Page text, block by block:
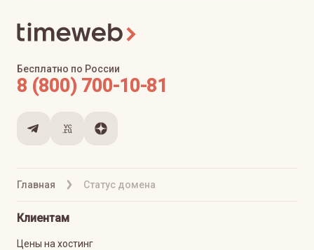
Главная Статус домена
Бесплатно по России
8 (800) 700-10-81
Клиентам
Цены на хостинг